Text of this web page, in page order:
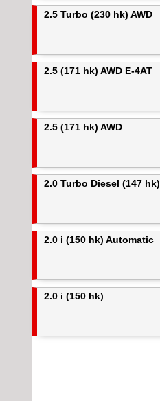
2.5 Turbo (230 hk) AWD
2.5 (171 hk) AWD E-4AT
2.5 (171 hk) AWD
2.0 Turbo Diesel (147 hk)
2.0 i (150 hk) Automatic
2.0 i (150 hk)